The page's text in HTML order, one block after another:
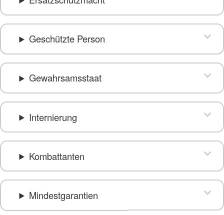
Geschützte Person
Gewahrsamsstaat
Internierung
Kombattanten
Mindestgarantien